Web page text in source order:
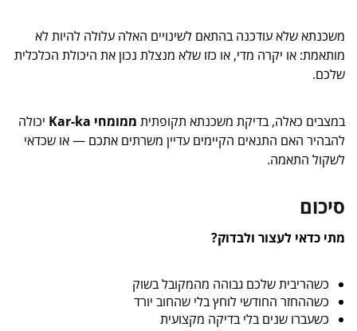
משכנתא שלא עודכנה בהתאם לשינויים האלה עלולה להיות לא
מותאמת: או יקרה מדי, או כזו שלא מנצלת נכון את היכולת הכלכלית
שלכם.
במצבים כאלה, בדיקת משכנתא תקופתית ממומחי Kar-ka
יכולה
להבהיר האם התנאים הקיימים עדיין משרתים אתכם — או שכדאי
לשקול התאמה.
סיכום
מתי כדאי לעצור ולבדוק?
כשהריבית שלכם גבוהה מהמקובל בשוק
כשההחזר החודשי לוחץ בלי שהחוב יורד
כשעברו שנים בלי בדיקה מקצועית